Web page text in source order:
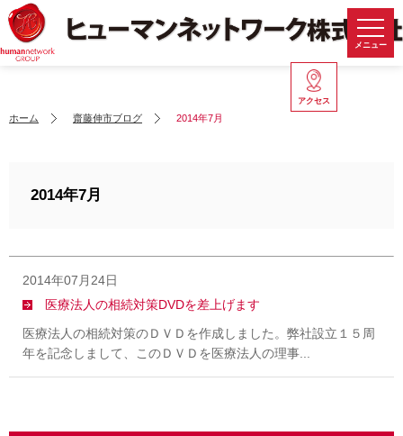
メニュー
アクセス
ホーム 齋藤伸市ブログ 2014年7月
2014年7月
2014年07月24日
医療法人の相続対策DVDを差上げます
医療法人の相続対策のＤＶＤを作成しました。弊社設立１５周
年を記念しまして、このＤＶＤを医療法人の理事...